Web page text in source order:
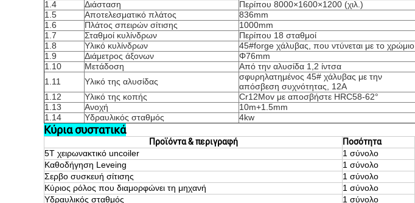
1.4
Διάσταση
Περίπου 8000×1600×1200 (χιλ.)
1.5
Αποτελεσματικό πλάτος
836mm
1.6
Πλάτος σπειρών σίτισης
1000mm
1.7
Σταθμοί κυλίνδρων
Περίπου 18 σταθμοί
1.8
Υλικό κυλίνδρων
45#forge χάλυβας, που ντύνεται με το χρώμιο
1.9
Διάμετρος άξονων
Φ76mm
1.10
Μετάδοση
Από την αλυσίδα 1,2 ίντσα
1.11
Υλικό της αλυσίδας
σφυρηλατημένος 45# χάλυβας με την
απόσβεση συχνότητας, 12A
1.12
Υλικό της κοπής
Cr12Mov με αποσβήστε HRC58-62°
1.13
Ανοχή
10m+1.5mm
1.14
Υδραυλικός σταθμός 4kw
Κύρια συστατικά
Προϊόντα & περιγραφή
Ποσότητα
5T χειρωνακτικό uncoiler
1 σύνολο
Καθοδήγηση Leveing
1 σύνολο
Σερβο συσκευή σίτισης
1 σύνολο
Κύριος ρόλος που διαμορφώνει τη μηχανή
1 σύνολο
Υδραυλικός σταθμός
1 σύνολο